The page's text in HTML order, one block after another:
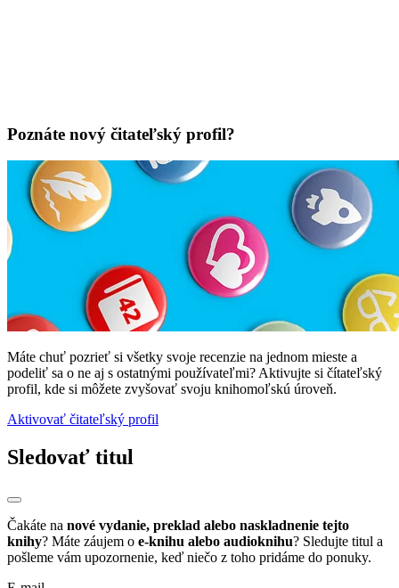
Poznáte nový čitateľský profil?
Máte chuť pozrieť si všetky svoje recenzie na jednom mieste a
podeliť sa o ne aj s ostatnými používateľmi? Aktivujte si čítateľský
profil, kde si môžete zvyšovať svoju knihomoľskú úroveň.
Aktivovať čitateľský profil
Sledovať titul
Čakáte na nové vydanie, preklad alebo naskladnenie tejto
knihy? Máte záujem o e-knihu alebo audioknihu? Sledujte titul a
pošleme vám upozornenie, keď niečo z toho pridáme do ponuky.